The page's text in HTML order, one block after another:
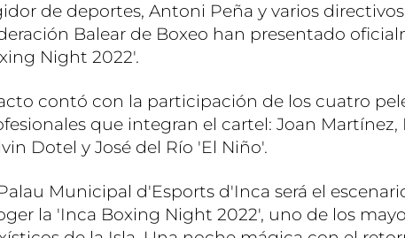
de deportes, Antoni Peña y varios
Balear de Boxeo han presentado
Night 2022'.
contó con la participación de los cuatro
que integran el cartel: Joan Martínez,
Dotel y José del Río 'El Niño'.
Municipal d'Esports d'Inca será el
la 'Inca Boxing Night 2022', uno de los